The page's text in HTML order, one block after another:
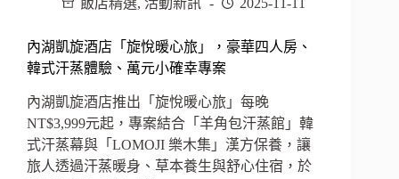
飯店精選, 活動新訊 2025-11-11
內湖凱旋酒店「旋悅暖心旅」，豪華四人房、
韓式汗蒸體驗、萬元小確幸專案
內湖凱旋酒店推出「旋悅暖心旅」每晚
NT$3,999元起，專案結合「羊角包汗蒸館」韓
式汗蒸幕與「LOMOJI 樂木集」漢方保養，讓
旅人透過汗蒸暖身、草本養生與舒心住宿，於